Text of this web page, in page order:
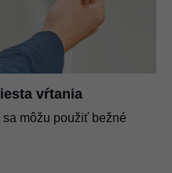
vŕtania
sa môžu použiť bežné